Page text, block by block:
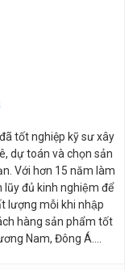
tốt nghiệp kỹ sư xây
dự toán và chọn sản
Với hơn 15 năm làm
đủ kinh nghiệm để
lượng mỗi khi nhập
hàng sản phẩm tốt
Nam, Đông Á….